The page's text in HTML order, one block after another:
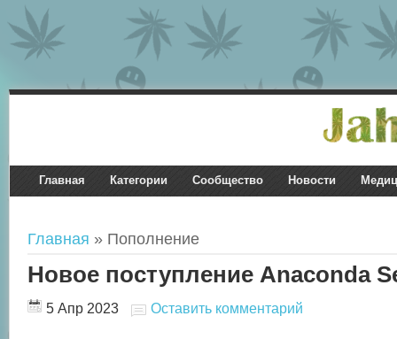
Главная Категории Сообщество Новости
Главная » Пополнение
Новое поступление Anaconda
5 Апр 2023 Оставить комментарий